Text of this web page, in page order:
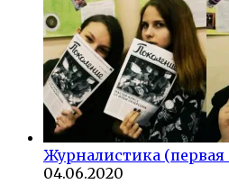
Журналистика (первая
04.06.2020